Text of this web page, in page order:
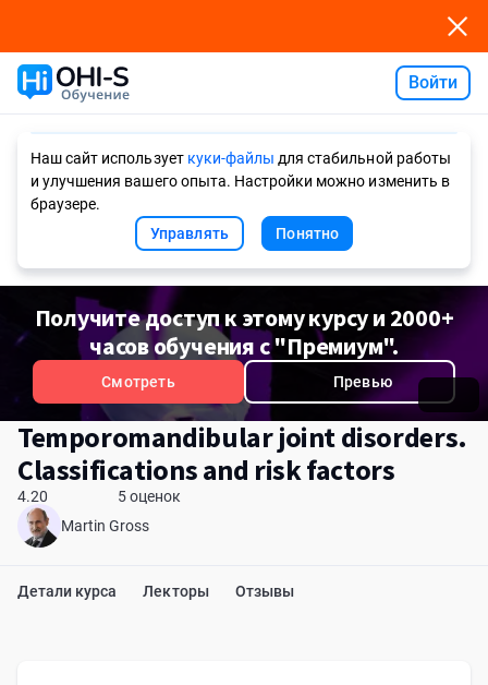
Войти
Наш сайт использует куки-файлы для стабильной работы
и улучшения вашего опыта. Настройки можно изменить в
браузере.
Управлять
Понятно
Получите доступ к этому курсу и 2000+
часов обучения с "Премиум".
Смотреть Превью
Temporomandibular joint disorders.
Сlassifications and risk factors
4.20
5 оценок
Martin Gross
Детали курса Лекторы Отзывы